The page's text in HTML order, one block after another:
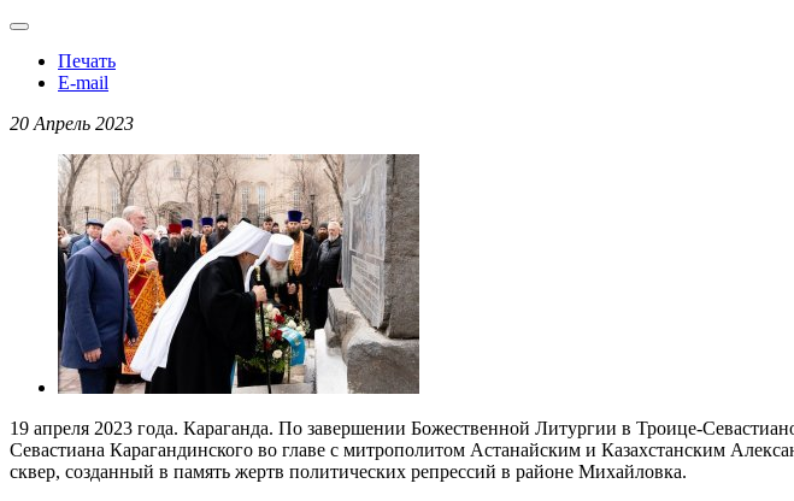
Печать
E-mail
20 Апрель 2023
19 апреля 2023 года. Караганда. По завершении Божественной Литургии в Троице-
Севастиана Карагандинского во главе с митрополитом Астанайским и Казахстанским
сквер, созданный в память жертв политических репрессий в районе Михайловка.